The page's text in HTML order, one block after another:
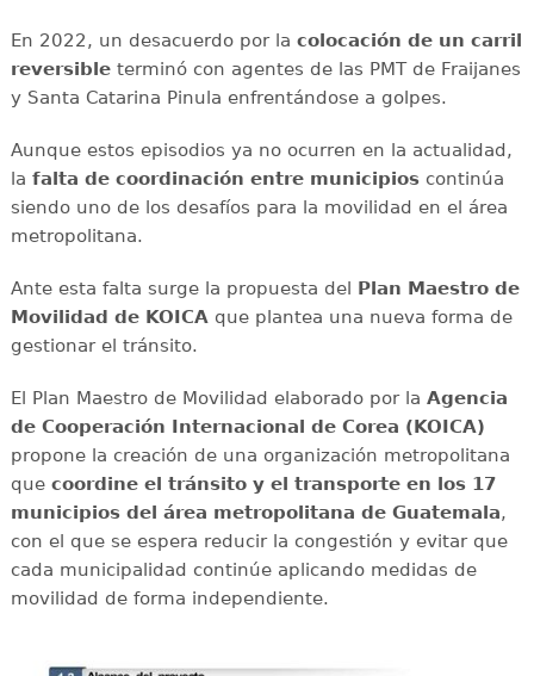
En 2022, un desacuerdo por la colocación de un carril
reversibleterminó con agentes de las PMT de Fraijanes
y Santa Catarina Pinula enfrentándose a golpes.
Aunque estos episodios ya no ocurren en la actualidad,
la falta de coordinación entre municipioscontinúa
siendo uno de los desafíos para la movilidad en el área
metropolitana.
Ante esta falta surge la propuesta del Plan Maestro de
Movilidad de KOICAque plantea una nueva forma de
gestionar el tránsito.
El Plan Maestro de Movilidad elaborado por la Agencia
de Cooperación Internacional de Corea (KOICA)
propone la creación de una organización metropolitana
que coordine el tránsito y el transporte en los 17
municipios del área metropolitana de Guatemala,
con el que se espera reducir la congestión y evitar que
cada municipalidad continúe aplicando medidas de
movilidad de forma independiente.